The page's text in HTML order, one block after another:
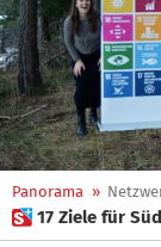
Panorama »
 17 Ziele für